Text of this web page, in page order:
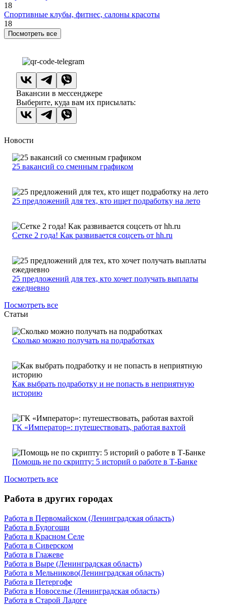
18
Спортивные клубы, фитнес, салоны красоты
18
Посмотреть все
Вакансии в мессенджере
Выберите, куда вам их присылать:
Новости
25 вакансий со сменным графиком
25 предложений для тех, кто ищет подработку на лето
Сетке 2 года! Как развивается соцсеть от hh.ru
25 предложений для тех, кто хочет получать выплаты
ежедневно
Посмотреть все
Статьи
Сколько можно получать на подработках
Как выбрать подработку и не попасть в неприятную
историю
ГК «Император»: путешествовать, работая вахтой
Помощь не по скрипту: 5 историй о работе в Т-Банке
Посмотреть все
Работа в других городах
Работа в Первомайском (Ленинградская область)
Работа в Будогощи
Работа в Красном Селе
Работа в Сиверском
Работа в Глажеве
Работа в Выре (Ленинградская область)
Работа в Мельниково(Ленинградская область)
Работа в Петергофе
Работа в Новоселье (Ленинградская область)
Работа в Старой Ладоге